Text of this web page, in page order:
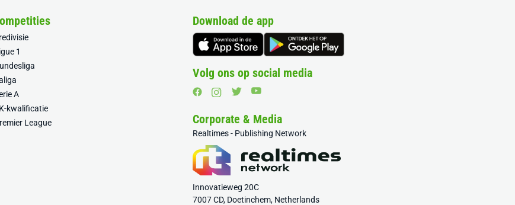
1
A
kwalificatie
League
Download de app
Volg ons op social media
Corporate & Media
Realtimes - Publishing Network
Innovatieweg 20C
7007 CD, Doetinchem, Netherlands